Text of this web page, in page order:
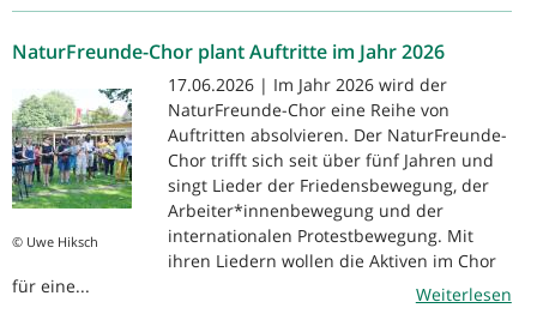
NaturFreunde-Chor plant Auftritte im Jahr 2026
© Uwe Hiksch
17.06.2026 | Im Jahr 2026 wird der
NaturFreunde-Chor eine Reihe von
Auftritten absolvieren. Der NaturFreunde-
Chor trifft sich seit über fünf Jahren und
singt Lieder der Friedensbewegung, der
Arbeiter*innenbewegung und der
internationalen Protestbewegung. Mit
ihren Liedern wollen die Aktiven im Chor
für eine...
Weiterlesen